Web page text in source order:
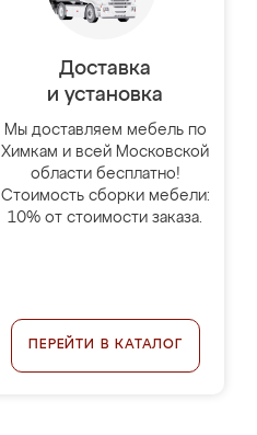
Доставка
и установка
Мы доставляем мебель по
Химкам и всей Московской
области бесплатно!
Стоимость сборки мебели:
10% от стоимости заказа.
ПЕРЕЙТИ В КАТАЛОГ